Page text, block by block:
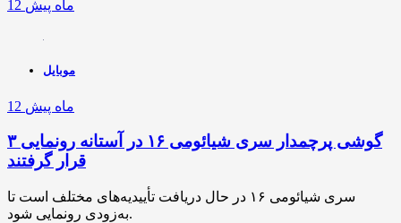
12 ماه پیش
موبایل
12 ماه پیش
۳ گوشی پرچمدار سری شیائومی ۱۶ در آستانه رونمایی
قرار گرفتند
سری شیائومی ۱۶ در حال دریافت تأییدیه‌های مختلف است تا
به‌زودی رونمایی شود.